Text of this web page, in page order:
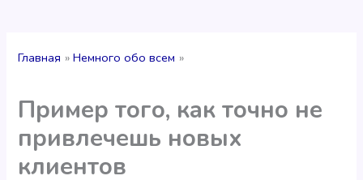
Главная Немного обо всем
Пример того, как точно не
привлечешь новых
клиентов